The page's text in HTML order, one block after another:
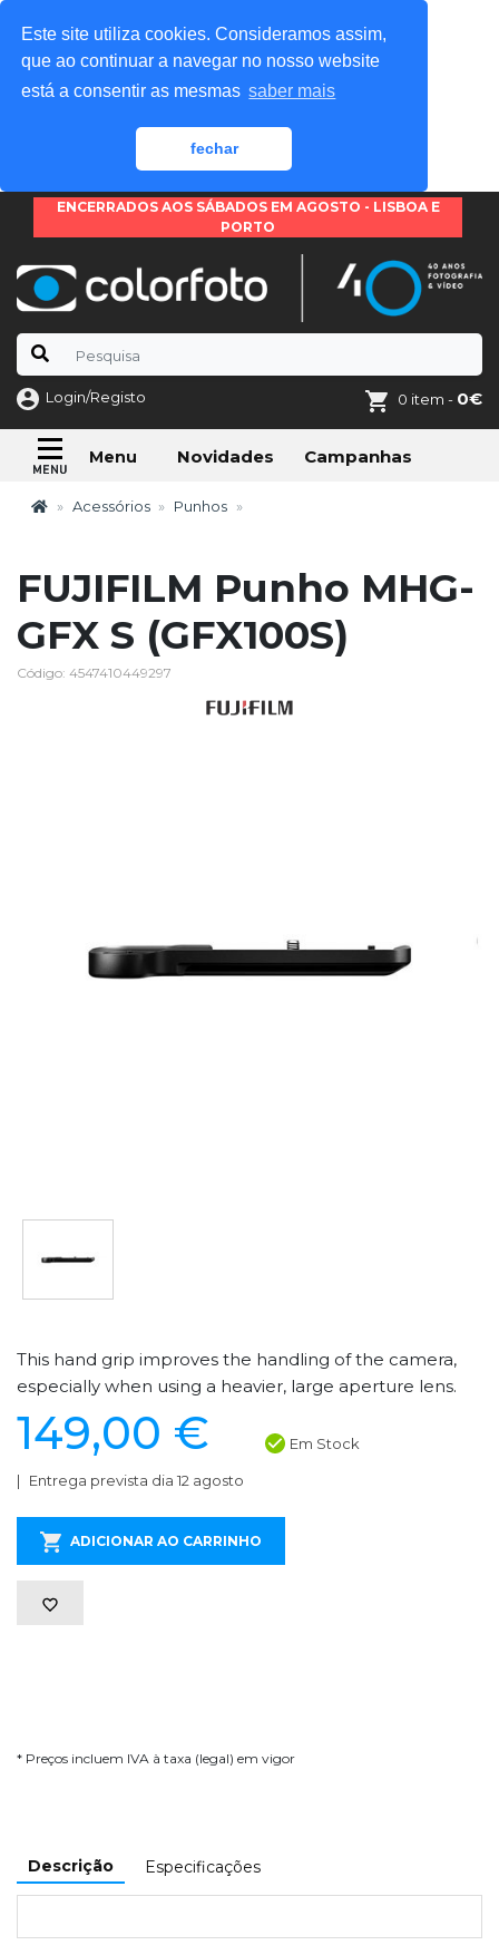
Este site utiliza cookies. Consideramos assim,
que ao continuar a navegar no nosso website
está a consentir as mesmas saber mais
fechar
ENCERRADOS AOS SÁBADOS EM AGOSTO - LISBOA E
PORTO
Login/Registo 0 item - 0€
Menu Novidades Campanhas
Acessórios Punhos
FUJIFILM Punho MHG-
GFX S (GFX100S)
Código: 4547410449297
This hand grip improves the handling of the camera,
especially when using a heavier, large aperture lens.
149,00 € Em Stock
Entrega prevista dia 12 agosto
ADICIONAR AO CARRINHO
* Preços incluem IVA à taxa (legal) em vigor
Descrição Especificações